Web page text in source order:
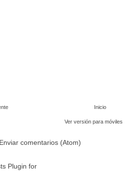
Inicio
Ver versión para móviles
Enviar comentarios (Atom)